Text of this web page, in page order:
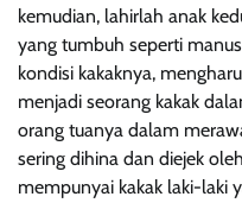
kemudian, lahirlah anak
yang tumbuh seperti
kondisi kakaknya,
menjadi seorang kakak
orang tuanya dalam
sering dihina dan diejek
mempunyai kakak laki-laki